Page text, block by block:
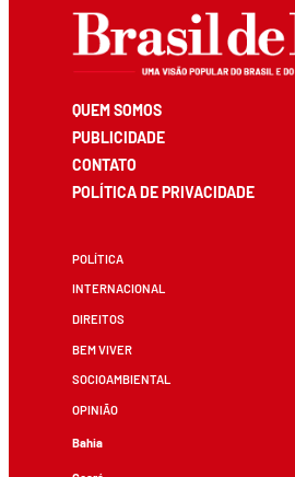
QUEM SOMOS
PUBLICIDADE
CONTATO
POLÍTICA DE PRIVACIDADE
POLÍTICA
INTERNACIONAL
DIREITOS
BEM VIVER
SOCIOAMBIENTAL
OPINIÃO
Bahia